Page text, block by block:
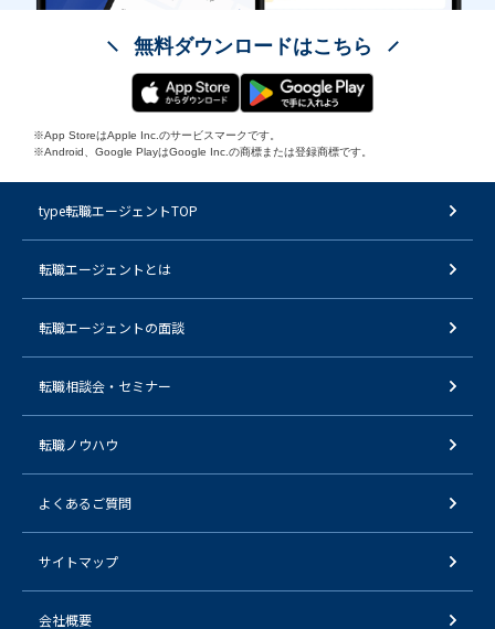
無料ダウンロードはこちら
※App StoreはApple Inc.のサービスマークです。
※Android、Google PlayはGoogle Inc.の商標または登録商標です。
type転職エージェントTOP
転職エージェントとは
転職エージェントの面談
転職相談会・セミナー
転職ノウハウ
よくあるご質問
サイトマップ
会社概要